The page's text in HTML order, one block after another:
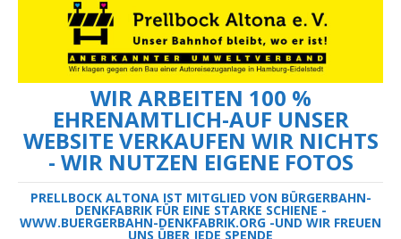
WIR ARBEITEN 100 %
EHRENAMTLICH-AUF UNSER
WEBSITE VERKAUFEN WIR NICHTS
- WIR NUTZEN EIGENE FOTOS
PRELLBOCK ALTONA IST MITGLIED VON BÜRGERBAHN-
DENKFABRIK FÜR EINE STARKE SCHIENE -
WWW.BUERGERBAHN-DENKFABRIK.ORG -UND WIR FREUEN
UNS ÜBER JEDE SPENDE